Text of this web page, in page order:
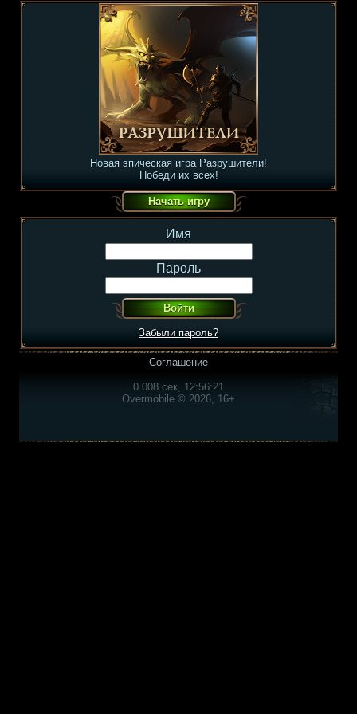
Новая эпическая игра Разрушители!
Победи их всех!
Имя
Пароль
Забыли пароль?
Соглашение
0.008 сек, 12:56:21
Overmobile © 2026, 16+